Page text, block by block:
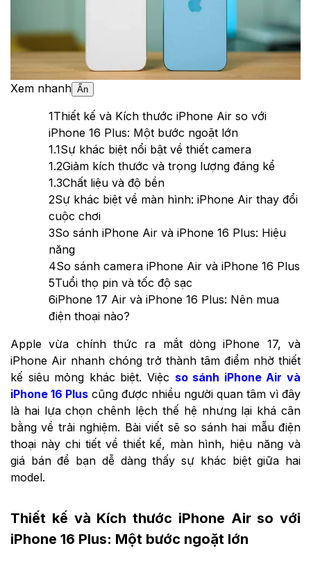
Xem nhanh Ẩn
1Thiết kế và Kích thước iPhone Air so với
iPhone 16 Plus: Một bước ngoặt lớn
1.1Sự khác biệt nổi bật về thiết camera
1.2Giảm kích thước và trọng lượng đáng kể
1.3Chất liệu và độ bền
2Sự khác biệt về màn hình: iPhone Air thay đổi
cuộc chơi
3So sánh iPhone Air và iPhone 16 Plus: Hiệu
năng
4So sánh camera iPhone Air và iPhone 16 Plus
5Tuổi thọ pin và tốc độ sạc
6iPhone 17 Air và iPhone 16 Plus: Nên mua
điện thoại nào?
Apple vừa chính thức ra mắt dòng iPhone 17, và
iPhone Air nhanh chóng trở thành tâm điểm nhờ thiết
kế siêu mỏng khác biệt. Việc so sánh iPhone Air và
iPhone 16 Plus cũng được nhiều người quan tâm vì đây
là hai lựa chọn chênh lệch thế hệ nhưng lại khá cân
bằng về trải nghiệm. Bài viết sẽ so sánh hai mẫu điện
thoại này chi tiết về thiết kế, màn hình, hiệu năng và
giá bán để bạn dễ dàng thấy sự khác biệt giữa hai
model.
Thiết kế và Kích thước iPhone Air so với
iPhone 16 Plus: Một bước ngoặt lớn